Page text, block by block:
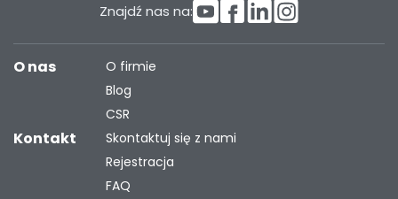
Znajdź nas na:
O nas
O firmie
Blog
CSR
Kontakt
Skontaktuj się z nami
Rejestracja
FAQ